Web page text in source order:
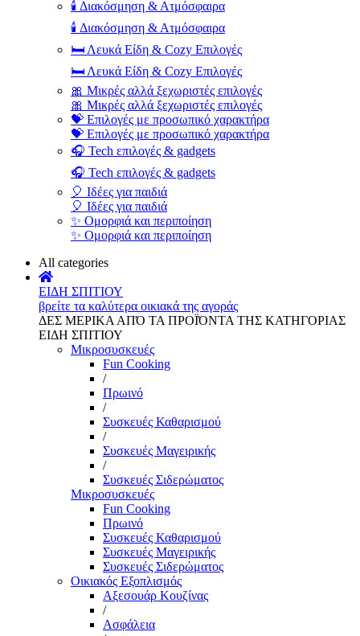
🕯️ Διακόσμηση & Ατμόσφαιρα
🕯️ Διακόσμηση & Ατμόσφαιρα
🛏️ Λευκά Είδη & Cozy Επιλογές
🛏️ Λευκά Είδη & Cozy Επιλογές
🎀 Μικρές αλλά ξεχωριστές επιλογές
🎀 Μικρές αλλά ξεχωριστές επιλογές
💝 Επιλογές με προσωπικό χαρακτήρα
💝 Επιλογές με προσωπικό χαρακτήρα
🎧 Tech επιλογές & gadgets
🎧 Tech επιλογές & gadgets
🎈 Ιδέες για παιδιά
🎈 Ιδέες για παιδιά
✨ Ομορφιά και περιποίηση
✨ Ομορφιά και περιποίηση
All categories
ΕΙΔΗ ΣΠΙΤΙΟΥ
βρείτε τα καλύτερα οικιακά της αγοράς
ΔΕΣ ΜΕΡΙΚΑ ΑΠΌ ΤΑ ΠΡΟΪΌΝΤΑ ΤΗΣ ΚΑΤΗΓΟΡΙΑΣ
ΕΙΔΗ ΣΠΙΤΙΟΥ
Μικροσυσκευές
Fun Cooking
/
Πρωινό
/
Συσκευές Καθαρισμού
/
Συσκευές Μαγειρικής
/
Συσκευές Σιδερώματος
Μικροσυσκευές
Fun Cooking
Πρωινό
Συσκευές Καθαρισμού
Συσκευές Μαγειρικής
Συσκευές Σιδερώματος
Οικιακός Εξοπλισμός
Αξεσουάρ Κουζίνας
/
Ασφάλεια